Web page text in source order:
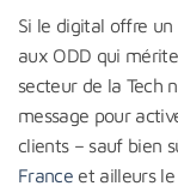
Si le digital offre
aux ODD qui
secteur de la Tech
message pour
clients – sauf bien
Franceet ailleurs le